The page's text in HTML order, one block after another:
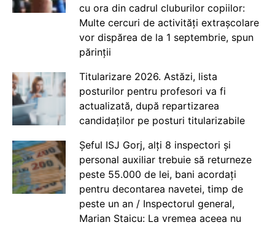
cu ora din cadrul cluburilor copiilor:
Multe cercuri de activități extrașcolare
vor dispărea de la 1 septembrie, spun
părinții
Titularizare 2026. Astăzi, lista
posturilor pentru profesori va fi
actualizată, după repartizarea
candidaților pe posturi titularizabile
Șeful ISJ Gorj, alți 8 inspectori și
personal auxiliar trebuie să returneze
peste 55.000 de lei, bani acordați
pentru decontarea navetei, timp de
peste un an / Inspectorul general,
Marian Staicu: La vremea aceea nu